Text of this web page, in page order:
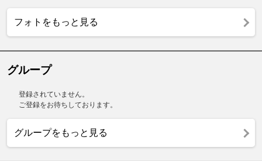
フォトをもっと見る
グループ
登録されていません。
ご登録をお待ちしております。
グループをもっと見る